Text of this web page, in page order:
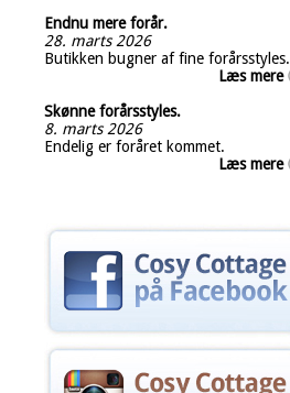
Endnu mere forår.
28. marts 2026
Butikken bugner af fine forårsstyles.
Læs mere
Skønne forårsstyles.
8. marts 2026
Endelig er foråret kommet.
Læs mere